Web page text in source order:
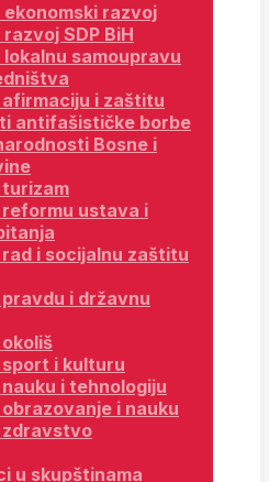
razvoj
SDP BiH
samoupravu
afirmaciju i zaštitu
antifašističke borbe
Bosne i
reformu ustava i
i socijalnu zaštitu
i državnu
sport i kulturu
i tehnologiju
i nauku
zdravstvo
u skupštinama